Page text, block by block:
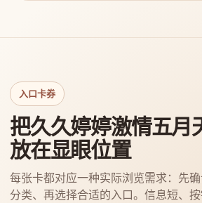
入口卡券
把久久婷婷激情五月
放在显眼位置
每张卡都对应一种实际浏览需求：先
分类、再选择合适的入口。信息短、